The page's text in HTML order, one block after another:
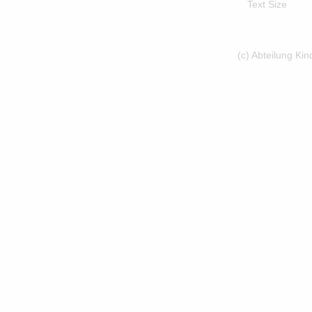
Text Size
(c) Abteilung